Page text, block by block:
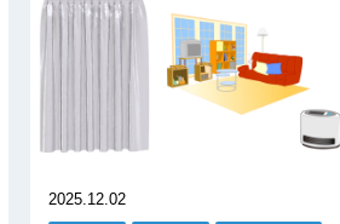
2025.12.02